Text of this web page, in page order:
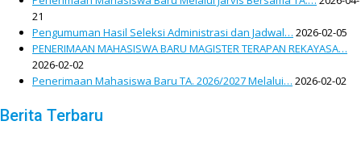
21
Pengumuman Hasil Seleksi Administrasi dan Jadwal… 2026-02-05
PENERIMAAN MAHASISWA BARU MAGISTER TERAPAN REKAYASA…
2026-02-02
Penerimaan Mahasiswa Baru TA. 2026/2027 Melalui… 2026-02-02
Berita Terbaru